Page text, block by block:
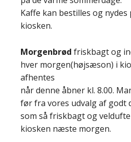
Kaffe kan bestilles og
kiosken.
Morgenbrød friskbagt og
hver morgen(højsæson) i
afhentes
når denne åbner kl. 8.00.
før fra vores udvalg af godt
som så friskbagt og
kiosken næste morgen.